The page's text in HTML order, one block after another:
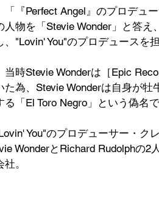
「『Perfect Angel』のプロデュ
人物を「Stevie Wonder」と答
、"Lovin' You"のプロデュースを
当時Stevie Wonderは［Epic
た為、Stevie Wonderは自身が牡
る「El Toro Negro」という偽名
You"のプロデューサー・ク
WonderとRichard Rudolphの
。